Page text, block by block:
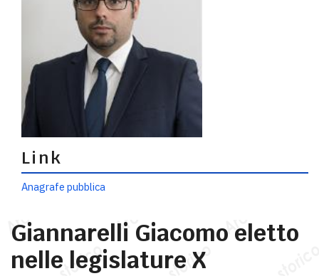
Link
Anagrafe pubblica
Giannarelli Giacomo eletto
nelle legislature X